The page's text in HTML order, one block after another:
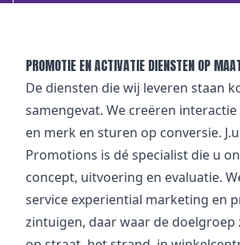
PROMOTIE EN ACTIVATIE DIENSTEN OP
De diensten die wij leveren staan
samengevat. We creëren
en merk en sturen op conversie.
Promotions is dé specialist die u
concept, uitvoering en evaluatie.
service experiential marketing en
zintuigen, daar waar de doelgroep